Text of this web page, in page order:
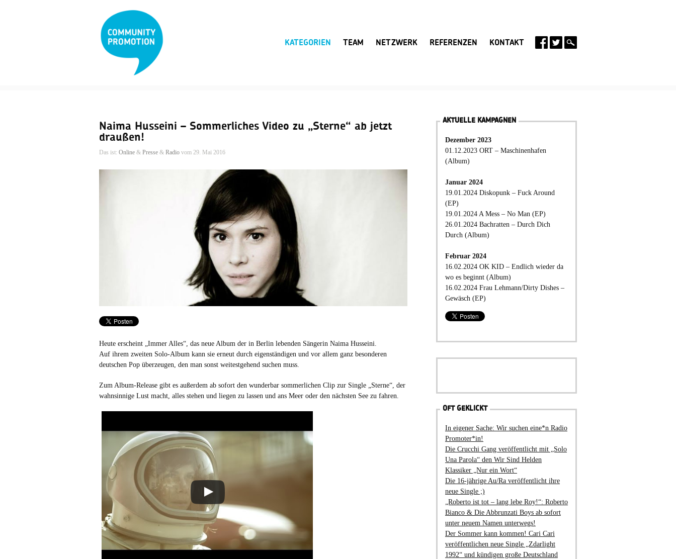
KATEGORIEN TEAM NETZWERK REFERENZEN KONTAKT
Naima Husseini – Sommerliches Video zu „Sterne“ ab jetzt
draußen!
Das ist: Online & Presse & Radio vom 29. Mai 2016
Heute erscheint „Immer Alles“, das neue Album der in Berlin lebenden Sängerin Naima Husseini.
Auf ihrem zweiten Solo-Album kann sie erneut durch eigenständigen und vor allem ganz besonderen
deutschen Pop überzeugen, den man sonst weitestgehend suchen muss.
Zum Album-Release gibt es außerdem ab sofort den wunderbar sommerlichen Clip zur Single „Sterne“, der
wahnsinnige Lust macht, alles stehen und liegen zu lassen und ans Meer oder den nächsten See zu fahren.
AKTUELLE KAMPAGNEN
Dezember 2023
01.12.2023 ORT – Maschinenhafen
(Album)
Januar 2024
19.01.2024 Diskopunk – Fuck Around
(EP)
19.01.2024 A Mess – No Man (EP)
26.01.2024 Bachratten – Durch Dich
Durch (Album)
Februar 2024
16.02.2024 OK KID – Endlich wieder da
wo es beginnt (Album)
16.02.2024 Frau Lehmann/Dirty Dishes –
Gewäsch (EP)
OFT GEKLICKT
In eigener Sache: Wir suchen eine*n Radio
Promoter*in!
Die Crucchi Gang veröffentlicht mit „Solo
Una Parola“ den Wir Sind Helden
Klassiker „Nur ein Wort“
Die 16-jährige Au/Ra veröffentlicht ihre
neue Single ;)
„Roberto ist tot – lang lebe Roy!“: Roberto
Bianco & Die Abbrunzati Boys ab sofort
unter neuem Namen unterwegs!
Der Sommer kann kommen! Cari Cari
veröffentlichen neue Single „Zdarlight
1992“ und kündigen große Deutschland